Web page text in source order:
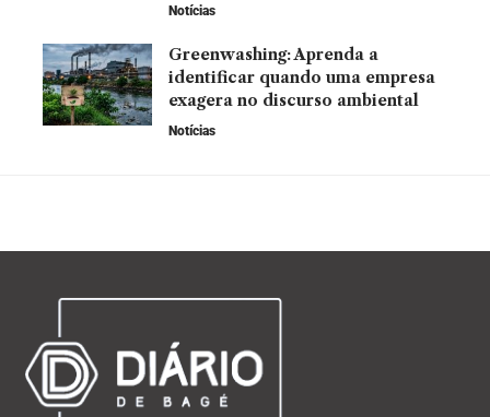
Notícias
Greenwashing: Aprenda a
identificar quando uma empresa
exagera no discurso ambiental
Notícias